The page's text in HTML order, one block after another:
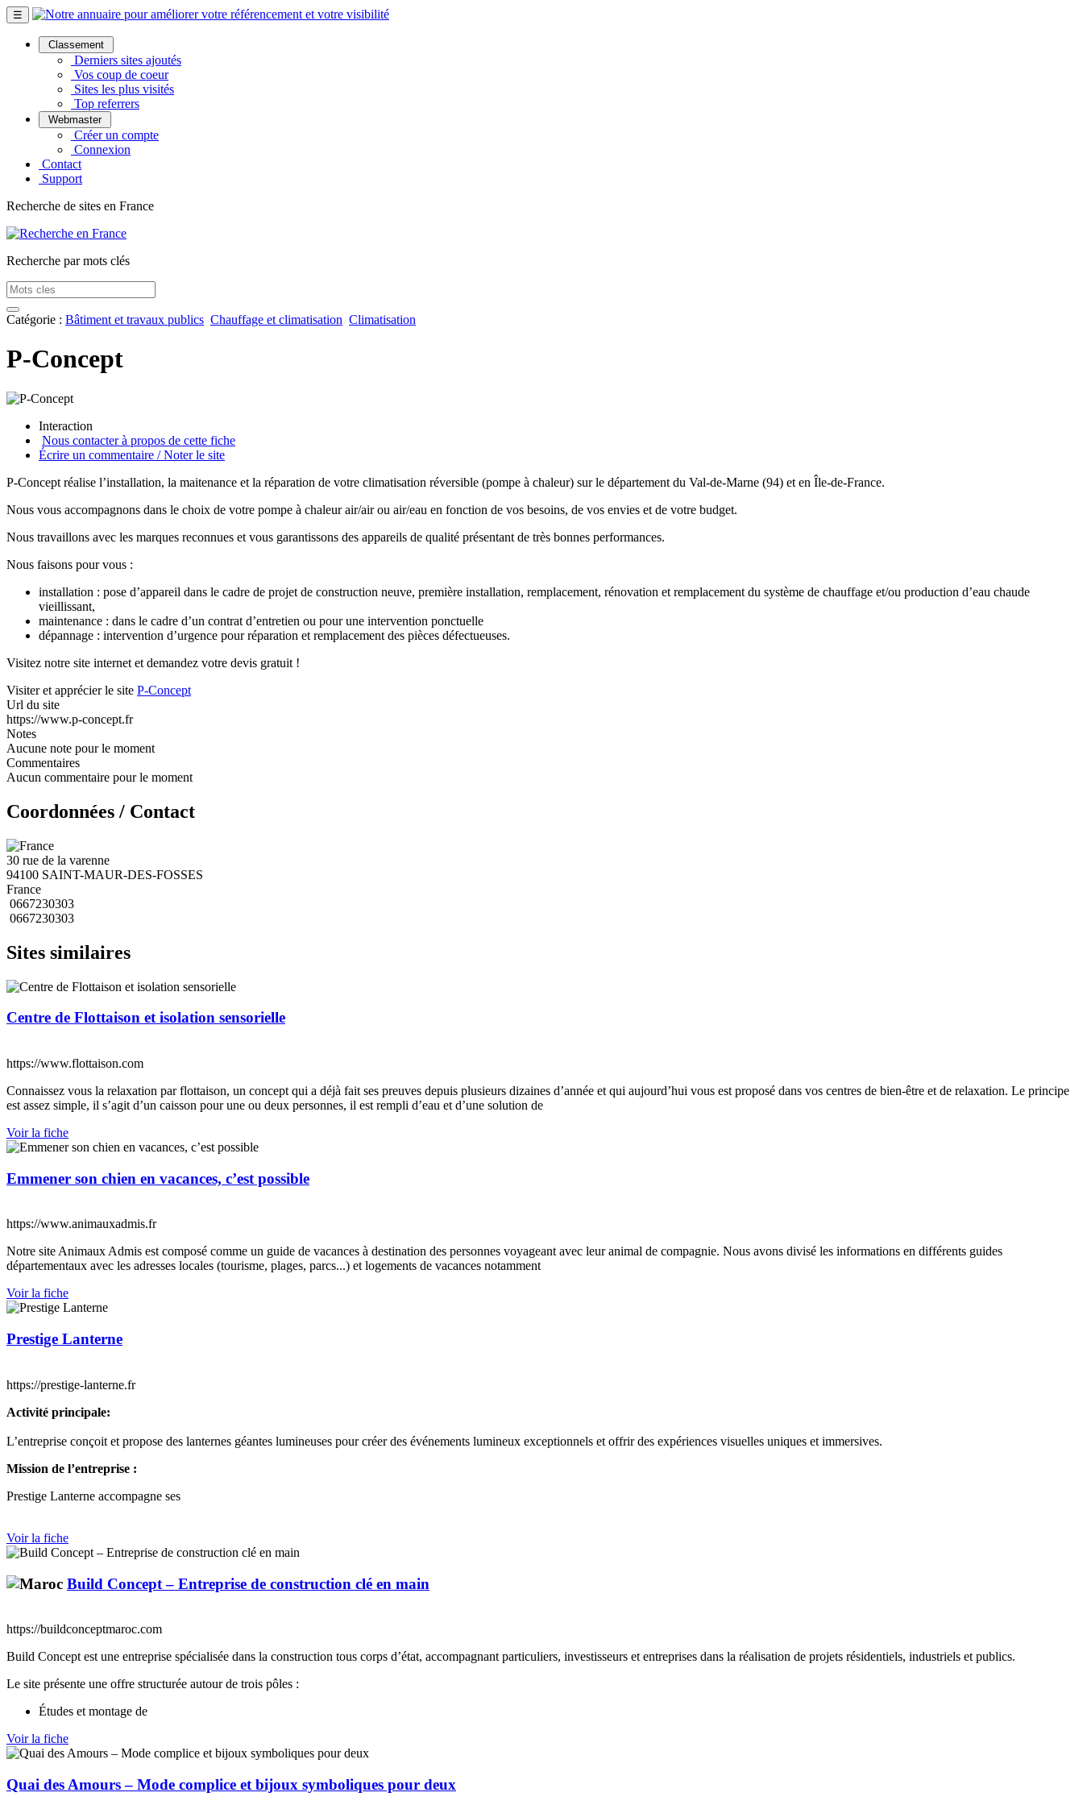
☰
Classement
Derniers sites ajoutés
Vos coup de coeur
Sites les plus visités
Top referrers
Webmaster
Créer un compte
Connexion
Contact
Support
Recherche de sites en France
Recherche par mots clés
Catégorie : Bâtiment et travaux publics Chauffage et climatisation Climatisation
P-Concept
Interaction
Nous contacter à propos de cette fiche
Écrire un commentaire / Noter le site
P-Concept réalise l’installation, la maitenance et la réparation de votre climatisation réversible (pompe à chaleur) sur le département du Val-de-Marne (94) et en Île-de-France.
Nous vous accompagnons dans le choix de votre pompe à chaleur air/air ou air/eau en fonction de vos besoins, de vos envies et de votre budget.
Nous travaillons avec les marques reconnues et vous garantissons des appareils de qualité présentant de très bonnes performances.
Nous faisons pour vous :
installation : pose d’appareil dans le cadre de projet de construction neuve, première installation, remplacement, rénovation et remplacement du système de chauffage et/ou production d’eau chaude
vieillissant,
maintenance : dans le cadre d’un contrat d’entretien ou pour une intervention ponctuelle
dépannage : intervention d’urgence pour réparation et remplacement des pièces défectueuses.
Visitez notre site internet et demandez votre devis gratuit !
Visiter et apprécier le site P-Concept
Url du site
https://www.p-concept.fr
Notes
Aucune note pour le moment
Commentaires
Aucun commentaire pour le moment
Coordonnées / Contact
30 rue de la varenne
94100 SAINT-MAUR-DES-FOSSES
France
0667230303
0667230303
Sites similaires
Centre de Flottaison et isolation sensorielle
https://www.flottaison.com
Connaissez vous la relaxation par flottaison, un concept qui a déjà fait ses preuves depuis plusieurs dizaines d’année et qui aujourd’hui vous est proposé dans vos centres de bien-être et de relaxation. Le principe
est assez simple, il s’agit d’un caisson pour une ou deux personnes, il est rempli d’eau et d’une solution de
Voir la fiche
Emmener son chien en vacances, c’est possible
https://www.animauxadmis.fr
Notre site Animaux Admis est composé comme un guide de vacances à destination des personnes voyageant avec leur animal de compagnie. Nous avons divisé les informations en différents guides
départementaux avec les adresses locales (tourisme, plages, parcs...) et logements de vacances notamment
Voir la fiche
Prestige Lanterne
https://prestige-lanterne.fr
Activité principale:
L’entreprise conçoit et propose des lanternes géantes lumineuses pour créer des événements lumineux exceptionnels et offrir des expériences visuelles uniques et immersives.
Mission de l’entreprise :
Prestige Lanterne accompagne ses
Voir la fiche
Build Concept – Entreprise de construction clé en main
https://buildconceptmaroc.com
Build Concept est une entreprise spécialisée dans la construction tous corps d’état, accompagnant particuliers, investisseurs et entreprises dans la réalisation de projets résidentiels, industriels et publics.
Le site présente une offre structurée autour de trois pôles :
Études et montage de
Voir la fiche
Quai des Amours – Mode complice et bijoux symboliques pour deux